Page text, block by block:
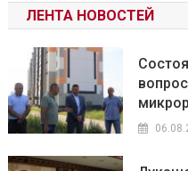
ЛЕНТА НОВОСТЕЙ